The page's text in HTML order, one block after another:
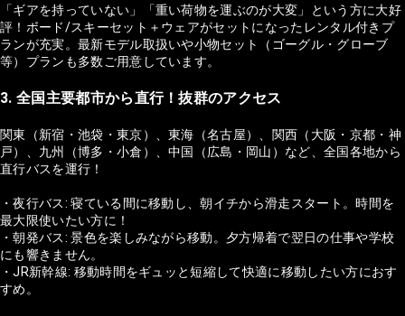
「ギアを持っていない」「重い荷物を運ぶのが大変」という方に大好
評！ボード/スキーセット＋ウェアがセットになったレンタル付きプ
ランが充実。最新モデル取扱いや小物セット（ゴーグル・グローブ
等）プランも多数ご用意しています。
3. 全国主要都市から直行！抜群のアクセス
関東（新宿・池袋・東京）、東海（名古屋）、関西（大阪・京都・神
戸）、九州（博多・小倉）、中国（広島・岡山）など、全国各地から
直行バスを運行！
・夜行バス: 寝ている間に移動し、朝イチから滑走スタート。時間を
最大限使いたい方に！
・朝発バス: 景色を楽しみながら移動。夕方帰着で翌日の仕事や学校
にも響きません。
・JR新幹線: 移動時間をギュッと短縮して快適に移動したい方におす
すめ。